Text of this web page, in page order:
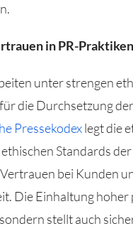
in PR-Praktiken
unter strengen
die Durchsetzung
Pressekodexlegt die
Standards
bei Kunden
Die Einhaltung
stellt auch